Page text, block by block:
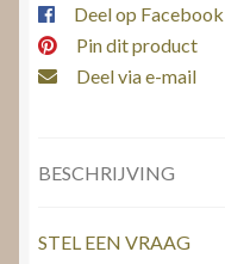
Deel op Facebook
Pin dit product
Deel via e-mail
BESCHRIJVING
STEL EEN VRAAG